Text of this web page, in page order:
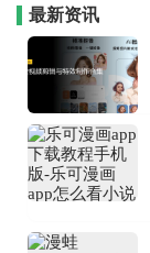
最新资讯